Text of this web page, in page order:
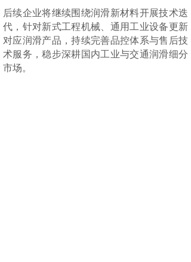
后续企业将继续围绕润滑新材料开展技术迭
代，针对新式工程机械、通用工业设备更新
对应润滑产品，持续完善品控体系与售后技
术服务，稳步深耕国内工业与交通润滑细分
市场。